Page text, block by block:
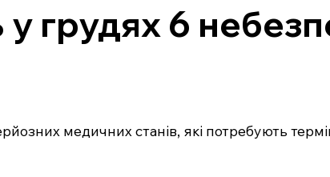
грудях 6
медичних станів, які потребують